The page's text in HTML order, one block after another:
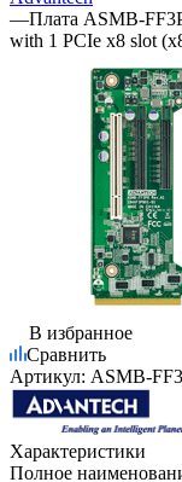
—Плата ASMB-
with 1 PCIe x8 slot
В избранное
Сравнить
Артикул: ASMB-
Характеристики
Полное